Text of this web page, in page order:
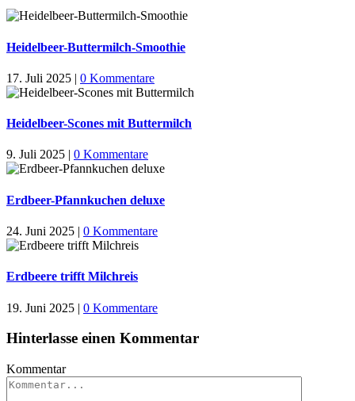
Heidelbeer-Buttermilch-Smoothie
17. Juli 2025 | 0 Kommentare
Heidelbeer-Scones mit Buttermilch
9. Juli 2025 | 0 Kommentare
Erdbeer-Pfannkuchen deluxe
24. Juni 2025 | 0 Kommentare
Erdbeere trifft Milchreis
19. Juni 2025 | 0 Kommentare
Hinterlasse einen Kommentar
Kommentar